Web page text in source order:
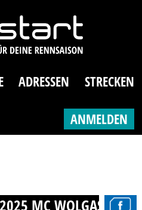
ADRESSEN STRECKEN
ANMELDEN
MC WOLGAST